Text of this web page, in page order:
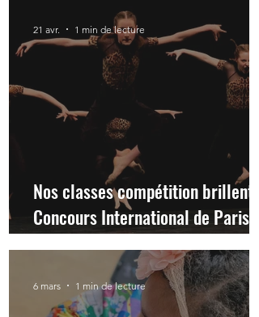
Nos classes compétition brillent
Concours International de Paris
2026
21 avr. 1 min de lecture
6 mars 1 min de lecture